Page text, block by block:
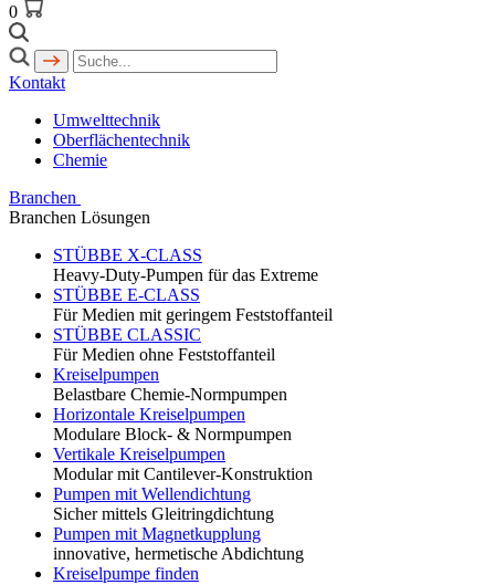
0
Kontakt
Umwelttechnik
Oberflächentechnik
Chemie
Branchen
Branchen Lösungen
STÜBBE X-CLASS
Heavy-Duty-Pumpen für das Extreme
STÜBBE E-CLASS
Für Medien mit geringem Feststoffanteil
STÜBBE CLASSIC
Für Medien ohne Feststoffanteil
Kreiselpumpen
Belastbare Chemie-Normpumpen
Horizontale Kreiselpumpen
Modulare Block- & Normpumpen
Vertikale Kreiselpumpen
Modular mit Cantilever-Konstruktion
Pumpen mit Wellendichtung
Sicher mittels Gleitringdichtung
Pumpen mit Magnetkupplung
innovative, hermetische Abdichtung
Kreiselpumpe finden